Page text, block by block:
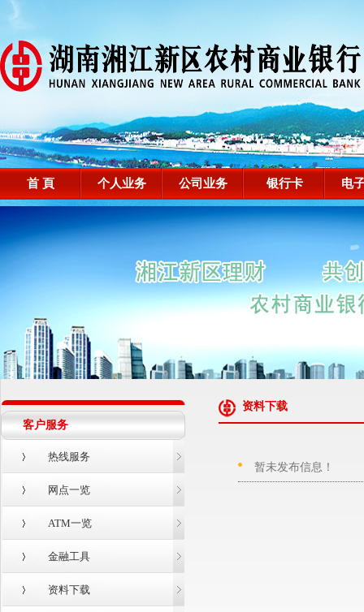
首 頁 个人业务 公司业务 银行卡 电
客户服务
热线服务
网点一览
ATM一览
金融工具
资料下载
资料下载
暂未发布信息！